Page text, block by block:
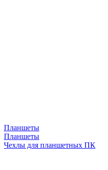
Планшеты
Планшеты
Чехлы для планшетных ПК